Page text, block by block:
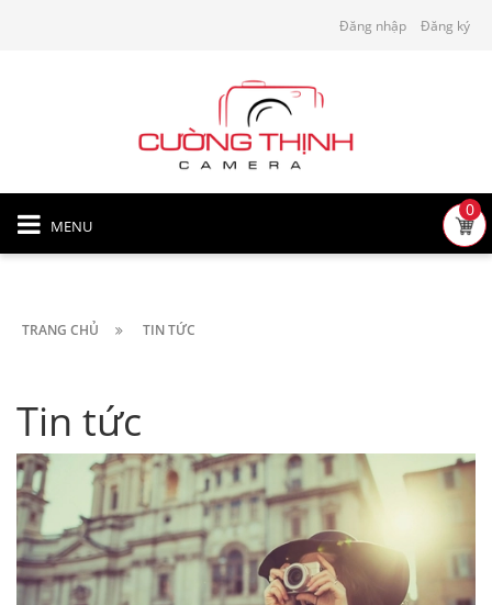
Đăng nhập Đăng ký
MENU
0
TRANG CHỦ TIN TỨC
Tin tức